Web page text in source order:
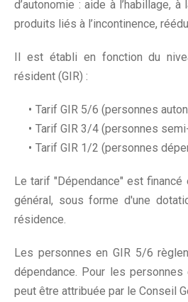
d’autonomie : aide à l’habillage,
produits liés à l’incontinence,
Il est établi en fonction du
résident (GIR) :
Tarif GIR 5/6 (personnes
Tarif GIR 3/4 (personnes
Tarif GIR 1/2 (personnes
Le tarif "Dépendance" est financé
général, sous forme d'une
résidence.
Les personnes en GIR 5/6
dépendance. Pour les
peut être attribuée par le Conseil